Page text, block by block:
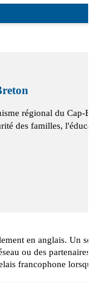
régional du Cap-
des familles,
en anglais. Un
ou des
francophone